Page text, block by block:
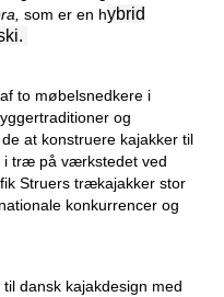
som er en hybrid
to møbelsnedkere i
og
at konstruere kajakker til
i træ på værkstedet ved
Struers trækajakker stor
konkurrencer og
dansk kajakdesign med